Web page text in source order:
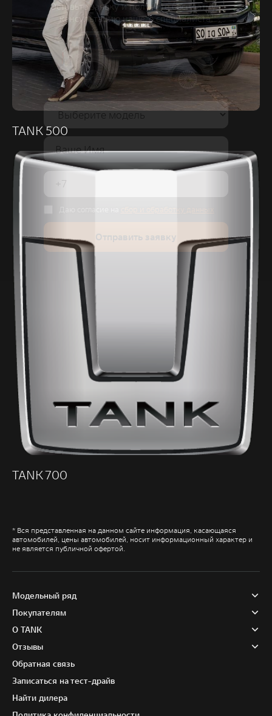
Отзывы
RU | KZ
949 97 00
TANK 500
TANK 700
* Вся представленная на данном сайте информация, касающаяся
автомобилей, цены автомобилей, носит информационный характер и
не является публичной офертой.
Модельный ряд
Покупателям
О TANK
Отзывы
Обратная связь
Записаться на тест-драйв
Найти дилера
Оставьте заявку и получите бесплатную
консультацию нашего специалиста.
Отправить заявку